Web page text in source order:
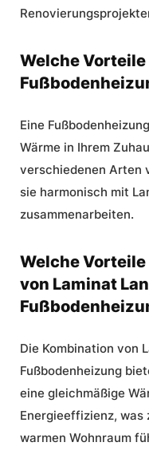
Welche
Eine
Wärme in Ihrem
verschiedenen Arten
sie harmonisch mit
zusammenarbeiten.
Welche
von Laminat
Die Kombination von
Fußbodenheizung
eine gleichmäßige
Energieeffizienz, was
warmen Wohnraum